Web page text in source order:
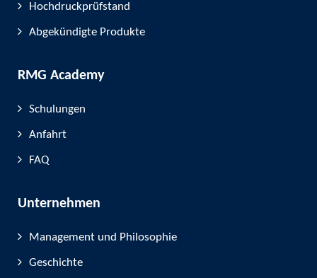
Hochdruckprüfstand
Abgekündigte Produkte
RMG Academy
Schulungen
Anfahrt
FAQ
Unternehmen
Management und Philosophie
Geschichte